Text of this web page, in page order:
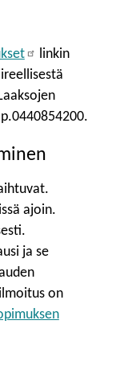
linkin
ajoin.
ja se
on